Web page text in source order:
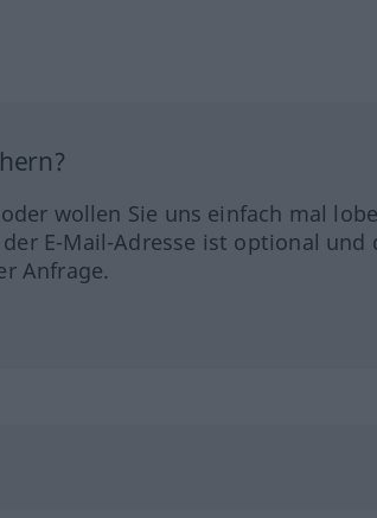
wollen Sie uns einfach mal
E-Mail-Adresse ist optional und
Anfrage.